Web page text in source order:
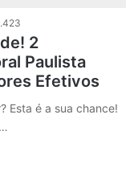
2
Paulista
Efetivos
Esta é a sua chance!